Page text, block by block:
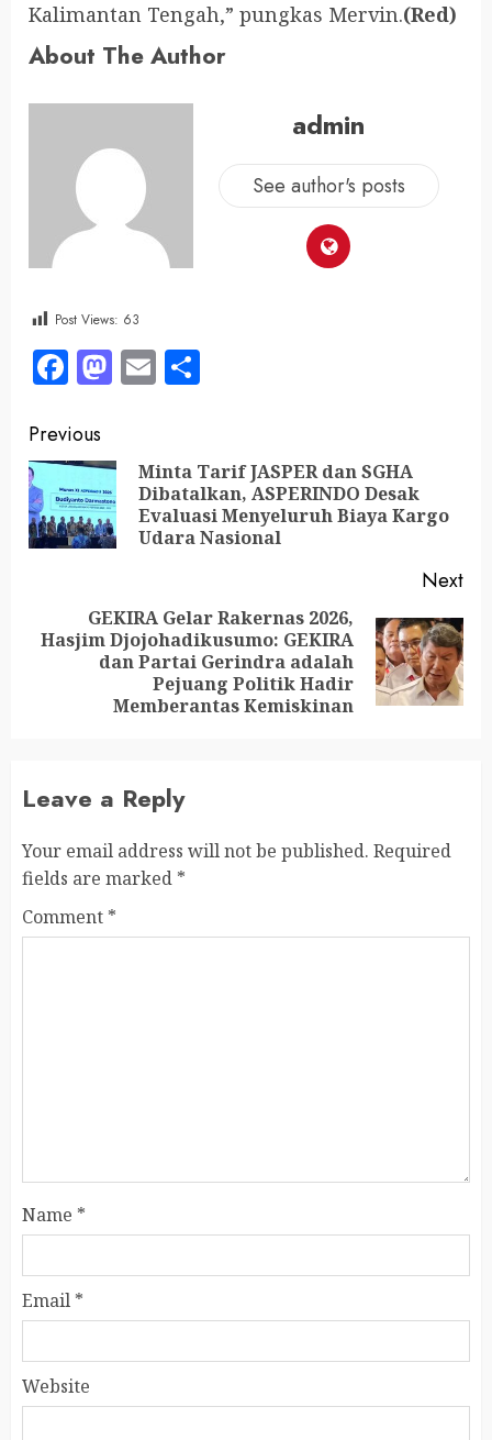
Kalimantan Tengah,” pungkas Mervin.(Red)
About The Author
admin
See author's posts
Post Views: 63
Facebook
Mastodon
Email
Previous
Minta Tarif JASPER dan SGHA
Dibatalkan, ASPERINDO Desak
Evaluasi Menyeluruh Biaya Kargo
Udara Nasional
Next
GEKIRA Gelar Rakernas 2026,
Hasjim Djojohadikusumo: GEKIRA
dan Partai Gerindra adalah
Pejuang Politik Hadir
Memberantas Kemiskinan
Leave a Reply
Your email address will not be published. Required
fields are marked *
Comment *
Name *
Email *
Website